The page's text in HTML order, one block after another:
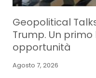
Geopolitical
Trump. Un
opportunità
Agosto 7, 2026